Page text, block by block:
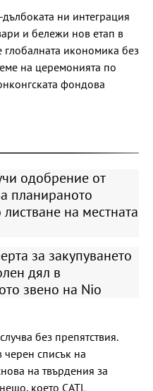
ни интеграция
и бележи нов етап в
икономика без
на церемонията по
фондова
одобрение от
планираното
на местната
за закупуването
дял в
звено на Nio
без препятствия.
списък на
на твърдения за
което CATL